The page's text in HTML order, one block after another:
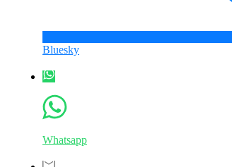
Bluesky
Whatsapp